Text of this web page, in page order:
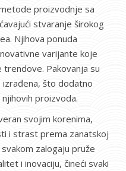
proizvodnje sa
stvaranje širokog
Njihova ponuda
varijante koje
Pakovanja su
izrađena, što dodatno
proizvoda.
svojim korenima,
i strast prema zanatskoj
zalogaju pruže
i inovaciju, čineći svaki